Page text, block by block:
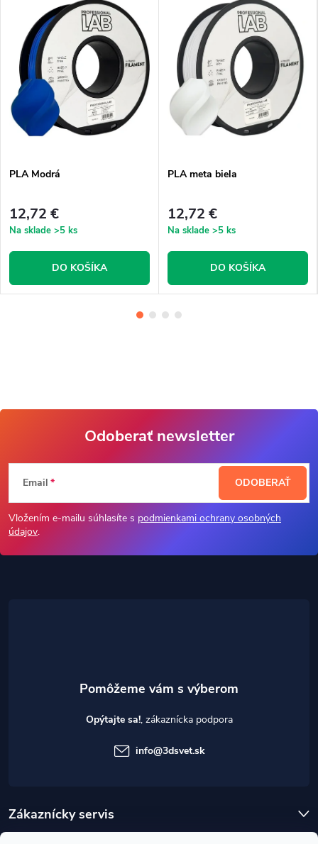
PLA Modrá
12,72 €
Na sklade >5 ks
DO KOŠÍKA
PLA meta biela
12,72 €
Na sklade >5 ks
DO KOŠÍKA
Z
á
p
Odoberať newsletter
Email
Vložením e-mailu súhlasíte s podmienkami ochrany osobných
údajov.
ODOBERAŤ
Zákaznícky servis
Opýtajte sa!
info@3dsvet.sk